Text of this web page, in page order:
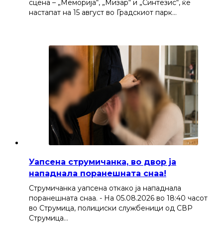
сцена – „Меморија“, „Мизар“ и „Синтезис“, ќе
настапат на 15 август во Градскиот парк…
Уапсена струмичанка, во двор ја
нападнала поранешната снаа!
Струмичанка уапсена откако ја нападнала
поранешната снаа. - На 05.08.2026 во 18:40 часот
во Струмица, полициски службеници од СВР
Струмица…